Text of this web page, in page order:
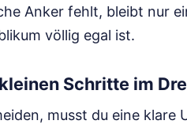
Anker fehlt, bleibt nur
völlig egal ist.
Schritte im
musst du eine